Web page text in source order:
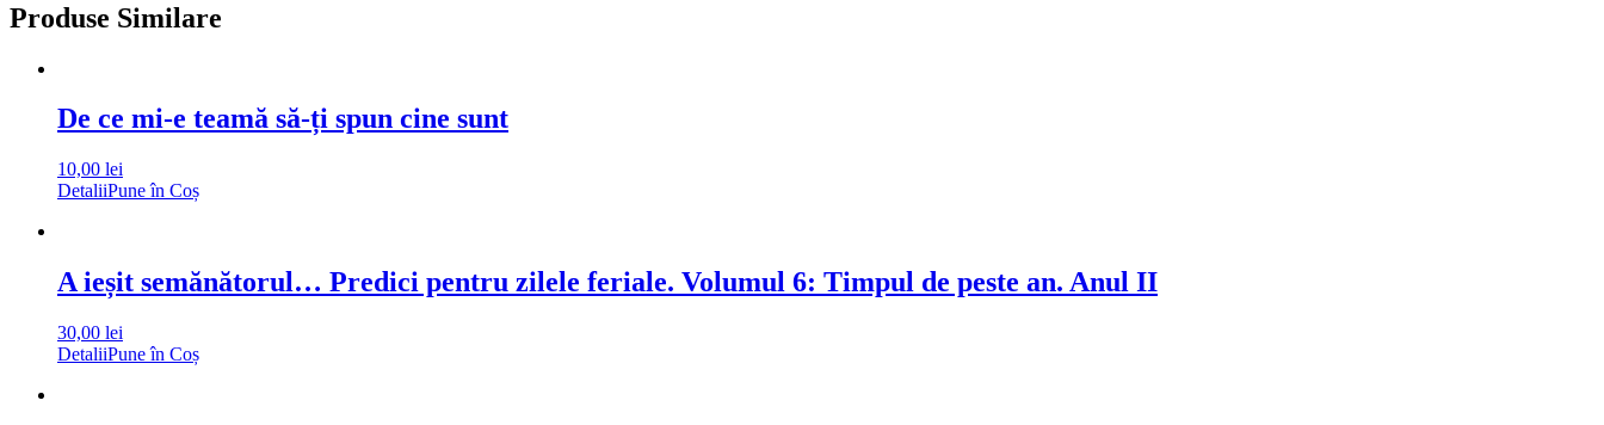
Produse Similare
De ce mi-e teamă să-ți spun cine sunt
10,00 lei
DetaliiPune în Coș
A ieșit semănătorul… Predici pentru zilele feriale. Volumul 6: Timpul de peste an. Anul II
30,00 lei
DetaliiPune în Coș